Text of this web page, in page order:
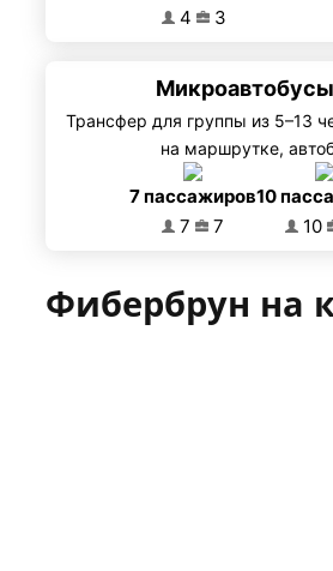
4
3
Трансфер для группы из 5–13
на маршрутке,
7 пассажиров
7
7
10
10
Фибербрун на